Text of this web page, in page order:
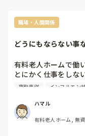
職場・人間関係
どうにもならない事
有料老人ホームで働
とにかく仕事をしな
痛で仕方ありません
コロナやインフルで
せん。
私は夜勤専従でな
夜勤専従 インフルエン
ハマル
有料老人ホーム, 無